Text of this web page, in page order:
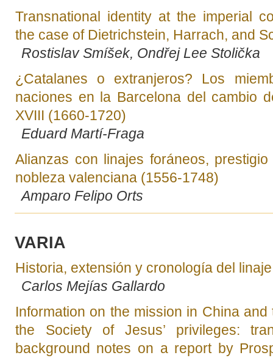
Transnational identity at the imperial
the case of Dietrichstein, Harrach, and
Rostislav Smíšek, Ondřej Lee Stolička
¿Catalanes o extranjeros? Los
naciones en la Barcelona del cambio
XVIII (1660-1720)
Eduard Martí-Fraga
Alianzas con linajes foráneos,
nobleza valenciana (1556-1748)
Amparo Felipo Orts
VARIA
Historia, extensión y cronología del
Carlos Mejías Gallardo
Information on the mission in China and
the Society of Jesus’ privileges:
background notes on a report by